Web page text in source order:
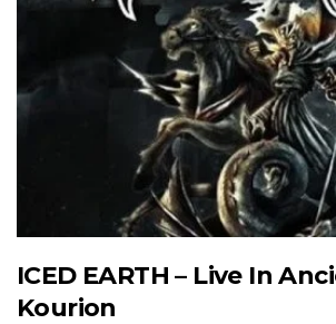
ICED EARTH – Live In
Kourion